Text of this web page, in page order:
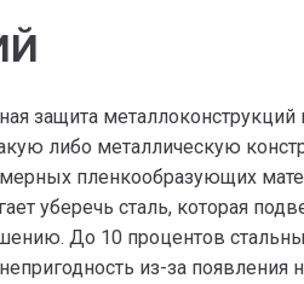
защита металлоконструкций
либо металлическую
пленкообразующих
уберечь сталь, которая
До 10 процентов
из-за